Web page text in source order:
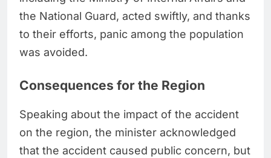
the National Guard, acted swiftly, and thanks
to their efforts, panic among the population
was avoided.
Consequences for the Region
Speaking about the impact of the accident
on the region, the minister acknowledged
that the accident caused public concern, but